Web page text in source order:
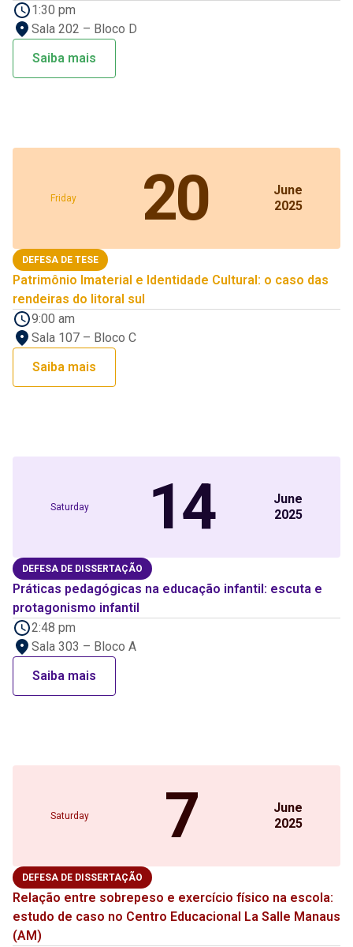
1:30 pm
Sala 202 – Bloco D
Saiba mais
Friday 20
June
2025
DEFESA DE TESE
Patrimônio Imaterial e Identidade Cultural: o caso das
rendeiras do litoral sul
9:00 am
Sala 107 – Bloco C
Saiba mais
Saturday 14
June
2025
DEFESA DE DISSERTAÇÃO
Práticas pedagógicas na educação infantil: escuta e
protagonismo infantil
2:48 pm
Sala 303 – Bloco A
Saiba mais
Saturday 7
June
2025
DEFESA DE DISSERTAÇÃO
Relação entre sobrepeso e exercício físico na escola:
estudo de caso no Centro Educacional La Salle Manaus
(AM)